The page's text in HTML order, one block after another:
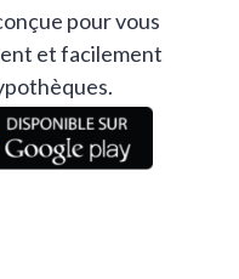
pour vous
et facilement